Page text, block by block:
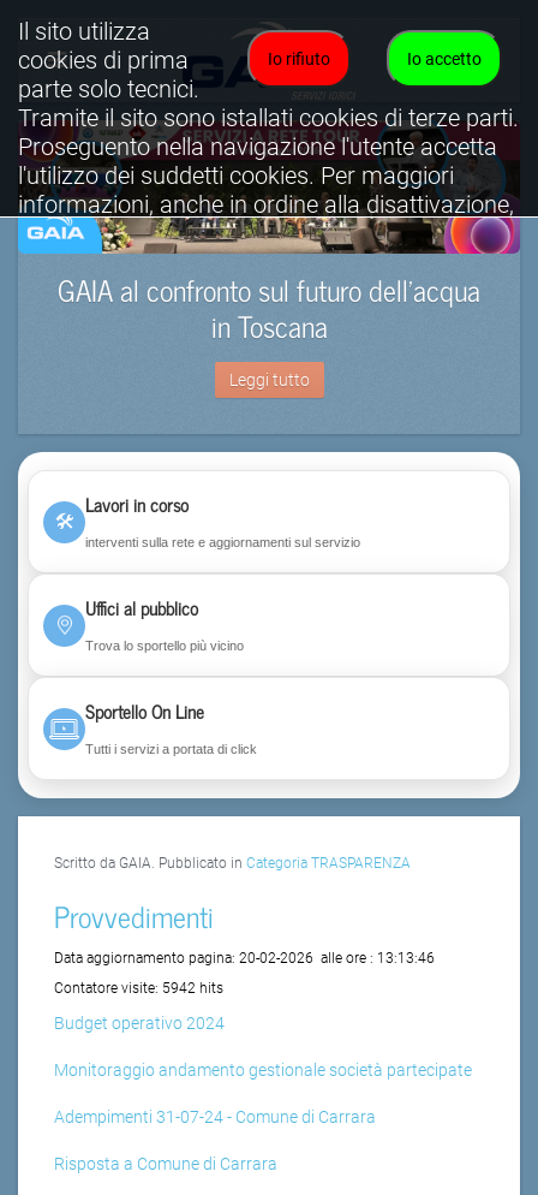
GAIA al confronto sul futuro dell’acqua
in Toscana
Leggi tutto
🛠
Lavori in corso
interventi sulla rete e aggiornamenti sul servizio
Uffici al pubblico
Trova lo sportello più vicino
Sportello On Line
Tutti i servizi a portata di click
Scritto da GAIA. Pubblicato in Categoria TRASPARENZA
Provvedimenti
Data aggiornamento pagina: 20-02-2026 alle ore : 13:13:46
Contatore visite: 5942 hits
Budget operativo 2024
Monitoraggio andamento gestionale società partecipate
Adempimenti 31-07-24 - Comune di Carrara
Risposta a Comune di Carrara
Io accetto
Io rifiuto
Il sito utilizza
cookies di prima
parte solo tecnici.
Tramite il sito sono istallati cookies di terze parti.
Proseguento nella navigazione l'utente accetta
l'utilizzo dei suddetti cookies. Per maggiori
informazioni, anche in ordine alla disattivazione,
è possibile consultare l'informativa cookies
completa.
Visualizza informativa completa.